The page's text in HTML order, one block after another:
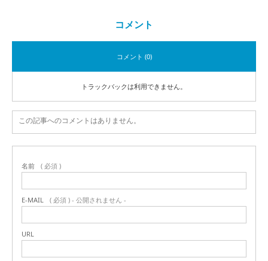
コメント
コメント (0)
トラックバックは利用できません。
この記事へのコメントはありません。
名前 ( 必須 )
E-MAIL ( 必須 ) - 公開されません -
URL